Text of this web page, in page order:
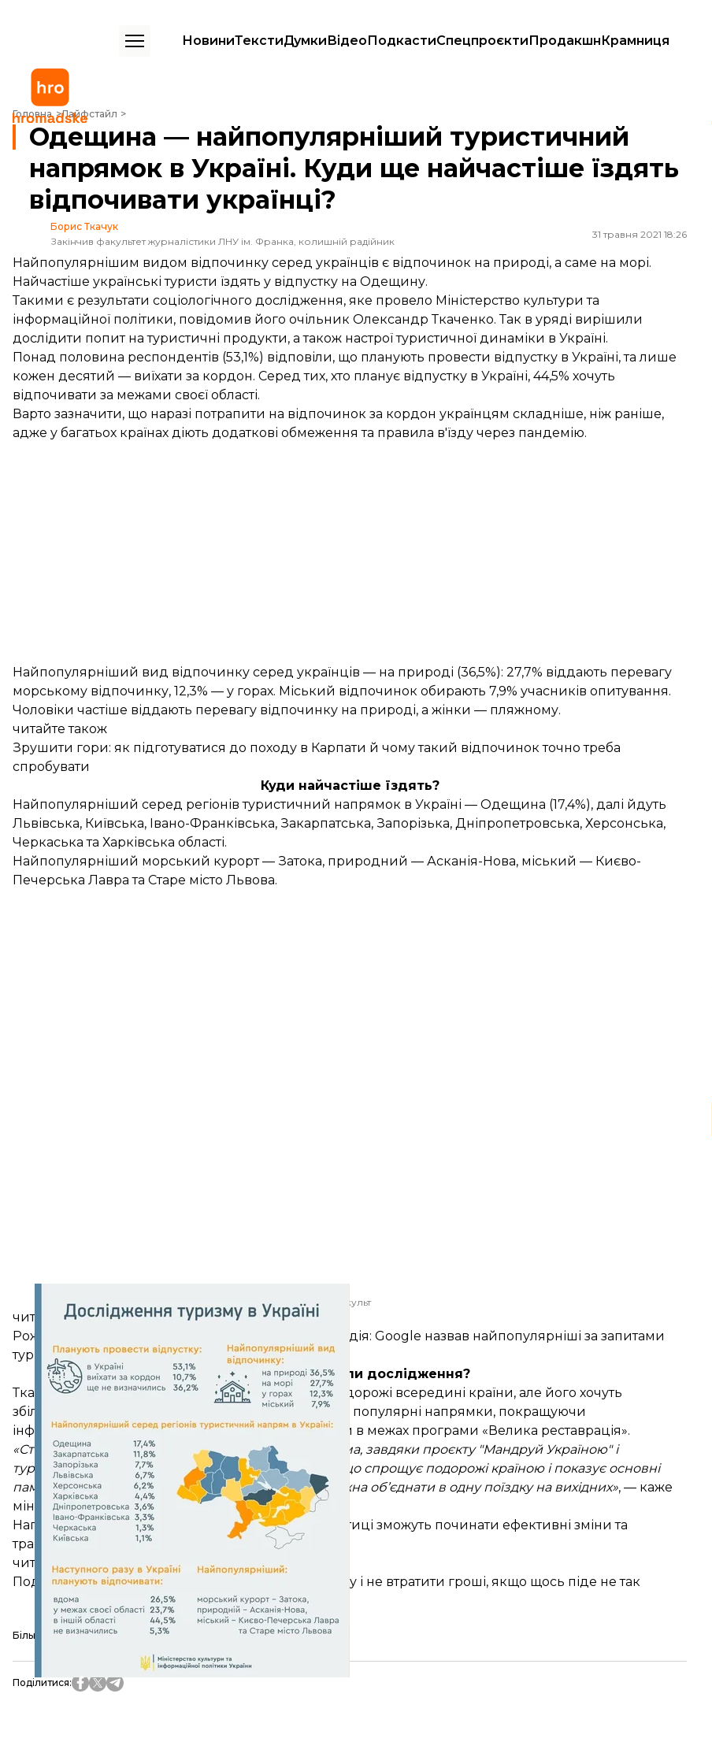
НовиниТекстиДумкиВідеоПодкастиСпецпроєктиПродакшнКрамниця
Головна Лайфстайл
Одещина — найпопулярніший туристичний напрямок в Україні. Куди ще найчастіше їздять відпочивати українці?
Одещина — найпопулярніший туристичний
напрямок в Україні. Куди ще найчастіше їздять
відпочивати українці?
Борис Ткачук
Закінчив факультет журналістики ЛНУ ім. Франка, колишній радійник
31 травня 2021 18:26
Найпопулярнішим видом відпочинку серед українців є відпочинок на природі, а саме на морі.
Найчастіше українські туристи їздять у відпустку на Одещину.
Такими є результати соціологічного дослідження, яке провело Міністерство культури та
інформаційної політики, повідомив його очільник Олександр Ткаченко. Так в уряді вирішили
дослідити попит на туристичні продукти, а також настрої туристичної динаміки в Україні.
Понад половина респондентів (53,1%) відповіли, що планують провести відпустку в Україні, та лише
кожен десятий — виїхати за кордон. Серед тих, хто планує відпустку в Україні, 44,5% хочуть
відпочивати за межами своєї області.
Варто зазначити, що наразі потрапити на відпочинок за кордон українцям складніше, ніж раніше,
адже у багатьох країнах діють додаткові обмеження та правила в'їзду через пандемію.
Найпопулярніший вид відпочинку серед українців — на природі (36,5%): 27,7% віддають перевагу
морському відпочинку, 12,3% — у горах. Міський відпочинок обирають 7,9% учасників опитування.
Чоловіки частіше віддають перевагу відпочинку на природі, а жінки — пляжному.
читайте також
Зрушити гори: як підготуватися до походу в Карпати й чому такий відпочинок точно треба
спробувати
Куди найчастіше їздять?
Найпопулярніший серед регіонів туристичний напрямок в Україні — Одещина (17,4%), далі йдуть
Львівська, Київська, Івано-Франківська, Закарпатська, Запорізька, Дніпропетровська, Херсонська,
Черкаська та Харківська області.
Найпопулярніший морський курорт — Затока, природний — Асканія-Нова, міський — Києво-
Печерська Лавра та Старе місто Львова.
Мінкульт
читайте також
Рожеве озеро, київський зоопарк та одеська Аркадія: Google назвав найпопулярніші за запитами
туристичні місця в Україні
Навіщо проводили дослідження?
Ткаченко каже, що соціологія показує попит на подорожі всередині країни, але його хочуть
збільшувати. Зокрема обіцяють розвивати й менш популярні напрямки, покращуючи
інфраструктуру та відновлюючи історичні пам'ятки в межах програми «Велика реставрація».
«Статистика вплине і на промоцію туризму. Зокрема, завдяки проєкту "Мандруй Україною" і
туристичним маршрутам. Які є своєрідним гідом, що спрощує подорожі країною і показує основні
пам’ятки та місцевості, що варто відвідати. І які можна об’єднати в одну поїздку на вихідних», — каже
міністр.
Наголошує, що в уряді завдяки статистиці та аналітиці зможуть починати ефективні зміни та
трансформації.
читайте також
Подорожі під час пандемії: як спланувати відпустку і не втратити гроші, якщо щось піде не так
Більше про: туризм Мінкульт Одещина
Поділитися: